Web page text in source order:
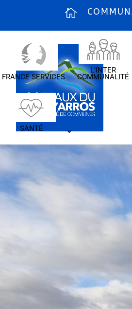
FRANCE SERVICES
L’INTER
COMMUNALITÉ
SANTÉ